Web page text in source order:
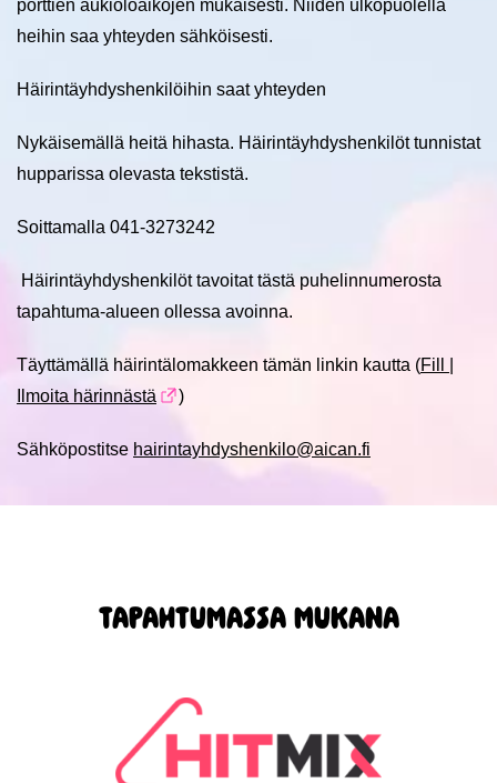
porttien aukioloaikojen mukaisesti. Niiden ulkopuolella
heihin saa yhteyden sähköisesti.
Häirintäyhdyshenkilöihin saat yhteyden
Nykäisemällä heitä hihasta. Häirintäyhdyshenkilöt tunnistat
hupparissa olevasta tekstistä.
Soittamalla 041-3273242
Häirintäyhdyshenkilöt tavoitat tästä puhelinnumerosta
tapahtuma-alueen ollessa avoinna.
Täyttämällä häirintälomakkeen tämän linkin kautta (Fill |
Ilmoita härinnästä
)
Sähköpostitse hairintayhdyshenkilo@aican.fi
TAPAHTUMASSA MUKANA